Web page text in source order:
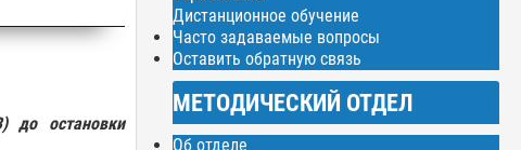
до остановки
Дистанционное обучение
Часто задаваемые вопросы
Оставить обратную связь
МЕТОДИЧЕСКИЙ ОТДЕЛ
Об отделе